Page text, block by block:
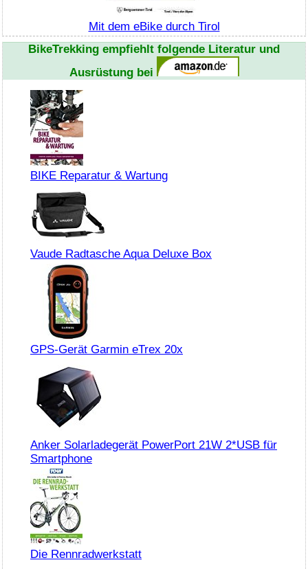
Mit dem eBike durch Tirol
BikeTrekking empfiehlt folgende Literatur und
Ausrüstung bei
BIKE Reparatur & Wartung
Vaude Radtasche Aqua Deluxe Box
GPS-Gerät Garmin eTrex 20x
Anker Solarladegerät PowerPort 21W 2*USB für
Smartphone
Die Rennradwerkstatt